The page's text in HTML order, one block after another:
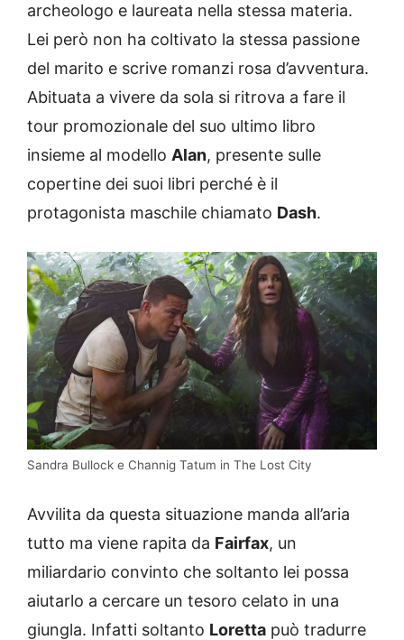
archeologo e laureata nella stessa materia.
Lei però non ha coltivato la stessa passione
del marito e scrive romanzi rosa d’avventura.
Abituata a vivere da sola si ritrova a fare il
tour promozionale del suo ultimo libro
insieme al modello Alan, presente sulle
copertine dei suoi libri perché è il
protagonista maschile chiamato Dash.
Sandra Bullock e Channig Tatum in The Lost City
Avvilita da questa situazione manda all’aria
tutto ma viene rapita da Fairfax, un
miliardario convinto che soltanto lei possa
aiutarlo a cercare un tesoro celato in una
giungla. Infatti soltanto Loretta può tradurre